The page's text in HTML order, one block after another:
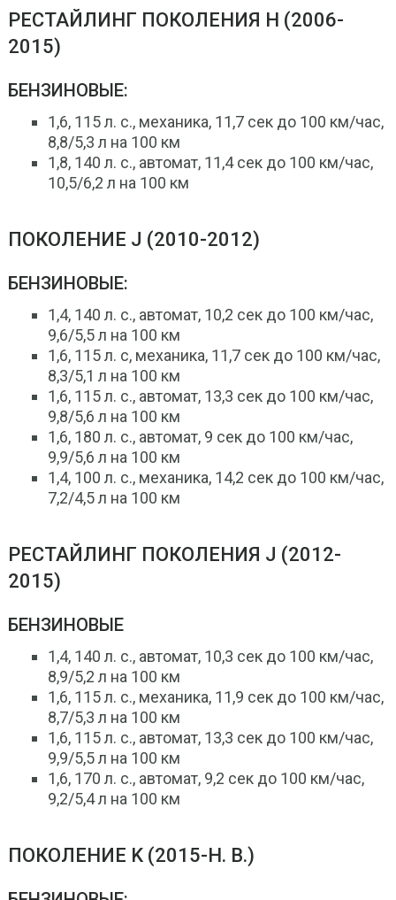
РЕСТАЙЛИНГ ПОКОЛЕНИЯ H (2006-
2015)
БЕНЗИНОВЫЕ:
1,6, 115 л. с., механика, 11,7 сек до 100 км/час,
8,8/5,3 л на 100 км
1,8, 140 л. с., автомат, 11,4 сек до 100 км/час,
10,5/6,2 л на 100 км
ПОКОЛЕНИЕ J (2010-2012)
БЕНЗИНОВЫЕ:
1,4, 140 л. с., автомат, 10,2 сек до 100 км/час,
9,6/5,5 л на 100 км
1,6, 115 л. с, механика, 11,7 сек до 100 км/час,
8,3/5,1 л на 100 км
1,6, 115 л. с., автомат, 13,3 сек до 100 км/час,
9,8/5,6 л на 100 км
1,6, 180 л. с., автомат, 9 сек до 100 км/час,
9,9/5,6 л на 100 км
1,4, 100 л. с., механика, 14,2 сек до 100 км/час,
7,2/4,5 л на 100 км
РЕСТАЙЛИНГ ПОКОЛЕНИЯ J (2012-
2015)
БЕНЗИНОВЫЕ
1,4, 140 л. с., автомат, 10,3 сек до 100 км/час,
8,9/5,2 л на 100 км
1,6, 115 л. с., механика, 11,9 сек до 100 км/час,
8,7/5,3 л на 100 км
1,6, 115 л. с., автомат, 13,3 сек до 100 км/час,
9,9/5,5 л на 100 км
1,6, 170 л. с., автомат, 9,2 сек до 100 км/час,
9,2/5,4 л на 100 км
ПОКОЛЕНИЕ K (2015-Н. В.)